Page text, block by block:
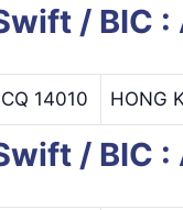
/ BIC :
14010 HONG
/ BIC :